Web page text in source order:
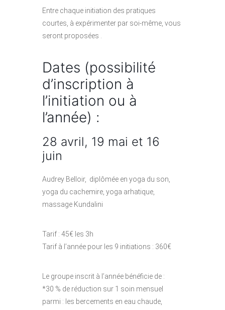
Entre chaque initiation des pratiques
courtes, à expérimenter par soi-même, vous
seront proposées .
Dates (possibilité
d’inscription à
l’initiation ou à
l’année) :
28 avril, 19 mai et 16
juin
Audrey Belloir, diplômée en yoga du son,
yoga du cachemire, yoga arhatique,
massage Kundalini
Tarif : 45€ les 3h
Tarif à l’année pour les 9 initiations : 360€
Le groupe inscrit à l’année bénéficie de :
*30 % de réduction sur 1 soin mensuel
parmi : les bercements en eau chaude,